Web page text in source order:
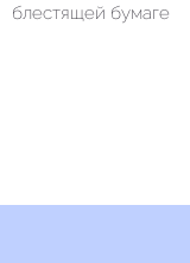
блестящей бумаге